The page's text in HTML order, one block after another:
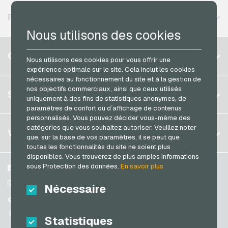
Nous utilisons des cookies
Nous utilisons des cookies pour vous offrir une
expérience optimale sur le site. Cela inclut les cookies
nécessaires au fonctionnement du site et à la gestion de
nos objectifs commerciaux, ainsi que ceux utilisés
uniquement à des fins de statistiques anonymes, de
paramètres de confort ou d´affichage de contenus
personnalisés. Vous pouvez décider vous-même des
catégories que vous souhaitez autoriser. Veuillez noter
que, sur la base de vos paramètres, il se peut que
toutes les fonctionnalités du site ne soient plus
disponibles. Vous trouverez de plus amples informations
sous Protection des données.En savoir plus
Nécessaire
Statistiques
Vodafone Recharges mobiles
Transcash Cartes de paiement
RÉGIONS DISPONIBLES
Belgique
Brésil
Allemagne (DE)
Allemagne (EN)
France
Italie
Pays-bas
Autriche
Suisse (DE)
COMPTE
S´inscrire
S´inscrire
Mon panier
SERVICE
FAQ
Méthodes de paiement
Conditions generales&Droit de retour
VGO-SHOP
A propos de nous
Partenaires
Facebook
Instagram